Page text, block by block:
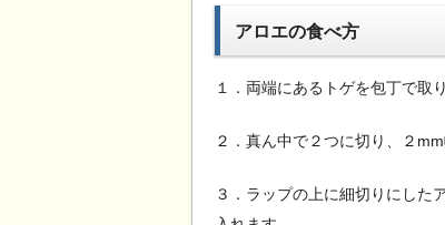
アロエの食べ方
１．両端にあるトゲを包丁で取
２．真ん中で２つに切り、２
３．ラップの上に細切りにした